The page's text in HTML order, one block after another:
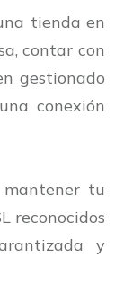
tienda en
contar con
gestionado
conexión
tu
reconocidos
y